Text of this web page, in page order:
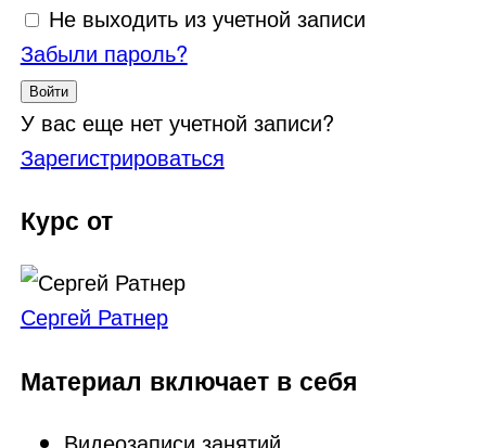
Не выходить из учетной записи
Забыли пароль?
Войти
У вас еще нет учетной записи?
Зарегистрироваться
Курс от
Сергей Ратнер
Материал включает в себя